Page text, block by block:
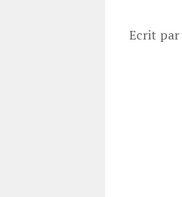
Ecrit par